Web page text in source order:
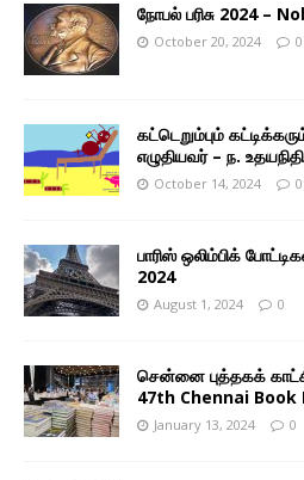
நோபல் பரிசு 2024 –
October 20, 2024 0
கட்டெறும்பும்
எழுதியவர் – ந. உதயநிதி
October 14, 2024 0
பாரிஸ் ஒலிம்பிக்
2024
August 1, 2024 0
சென்னை புத்தகக்
47th Chennai Book
January 13, 2024 0